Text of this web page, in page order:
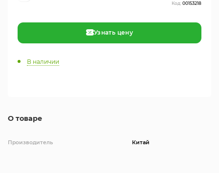
О товаре
Производитель Китай
Код:00153218
Узнать цену
В наличии